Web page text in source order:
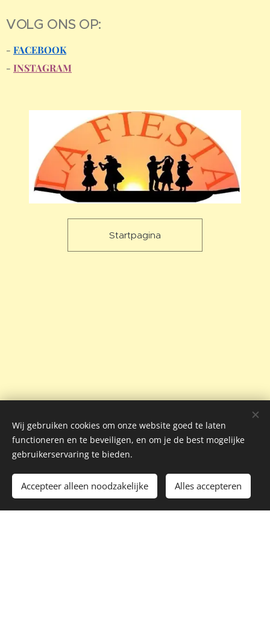
VOLG ONS OP:
- FACEBOOK
- INSTAGRAM
Startpagina
Wij gebruiken cookies om onze website goed te laten
functioneren en te beveiligen, en om je de best mogelijke
gebruikerservaring te bieden.
Accepteer alleen noodzakelijke Alles accepteren